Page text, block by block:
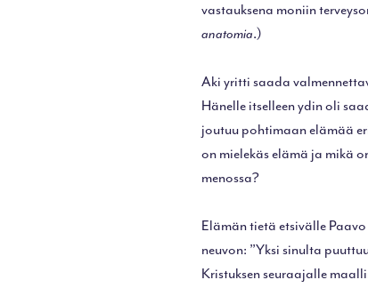
vastauksena moniin
anatomia.)
Aki yritti saada
Hänelle itselleen ydin oli
joutuu pohtimaan elämää
on mielekäs elämä ja mikä
menossa?
Elämän tietä etsivälle
neuvon: ”Yksi sinulta
Kristuksen seuraajalle